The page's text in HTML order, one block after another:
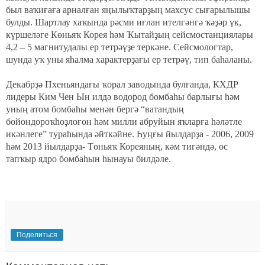
был ваҡиғаға арналған яңылыҡтарҙың махсус сығарылышы
булды. Шартлау хаҡында рәсми иғлан ителгәнгә ҡәҙәр үк,
күршеләге Көньяҡ Корея һәм Ҡытайҙың сейсмостанциялары
4,2 – 5 магнитудалы ер тетрәүҙе теркәне. Сейсмологтар,
шунда уҡ уны яһалма характерҙағы ер тетрәү, тип баһаланы.
Декабрҙә Пхеньяндағы ҡорал заводында булғанда, КХДР
лидеры Ким Чен Ын илдә водород бомбаһы барлығы һәм
уның атом бомбаһы менән бергә “ватандың
бойондороҡһоҙлоғон һәм милли абруйын яҡларға һәләтле
икәнлеге” тураһында әйткәйне. Һуңғы йылдарҙа - 2006, 2009
һәм 2013 йылдарҙа- Төньяҡ Кореяның, кәм тигәндә, өс
тапҡыр ядро бомбаһын һынауы билдәле.
Поделиться